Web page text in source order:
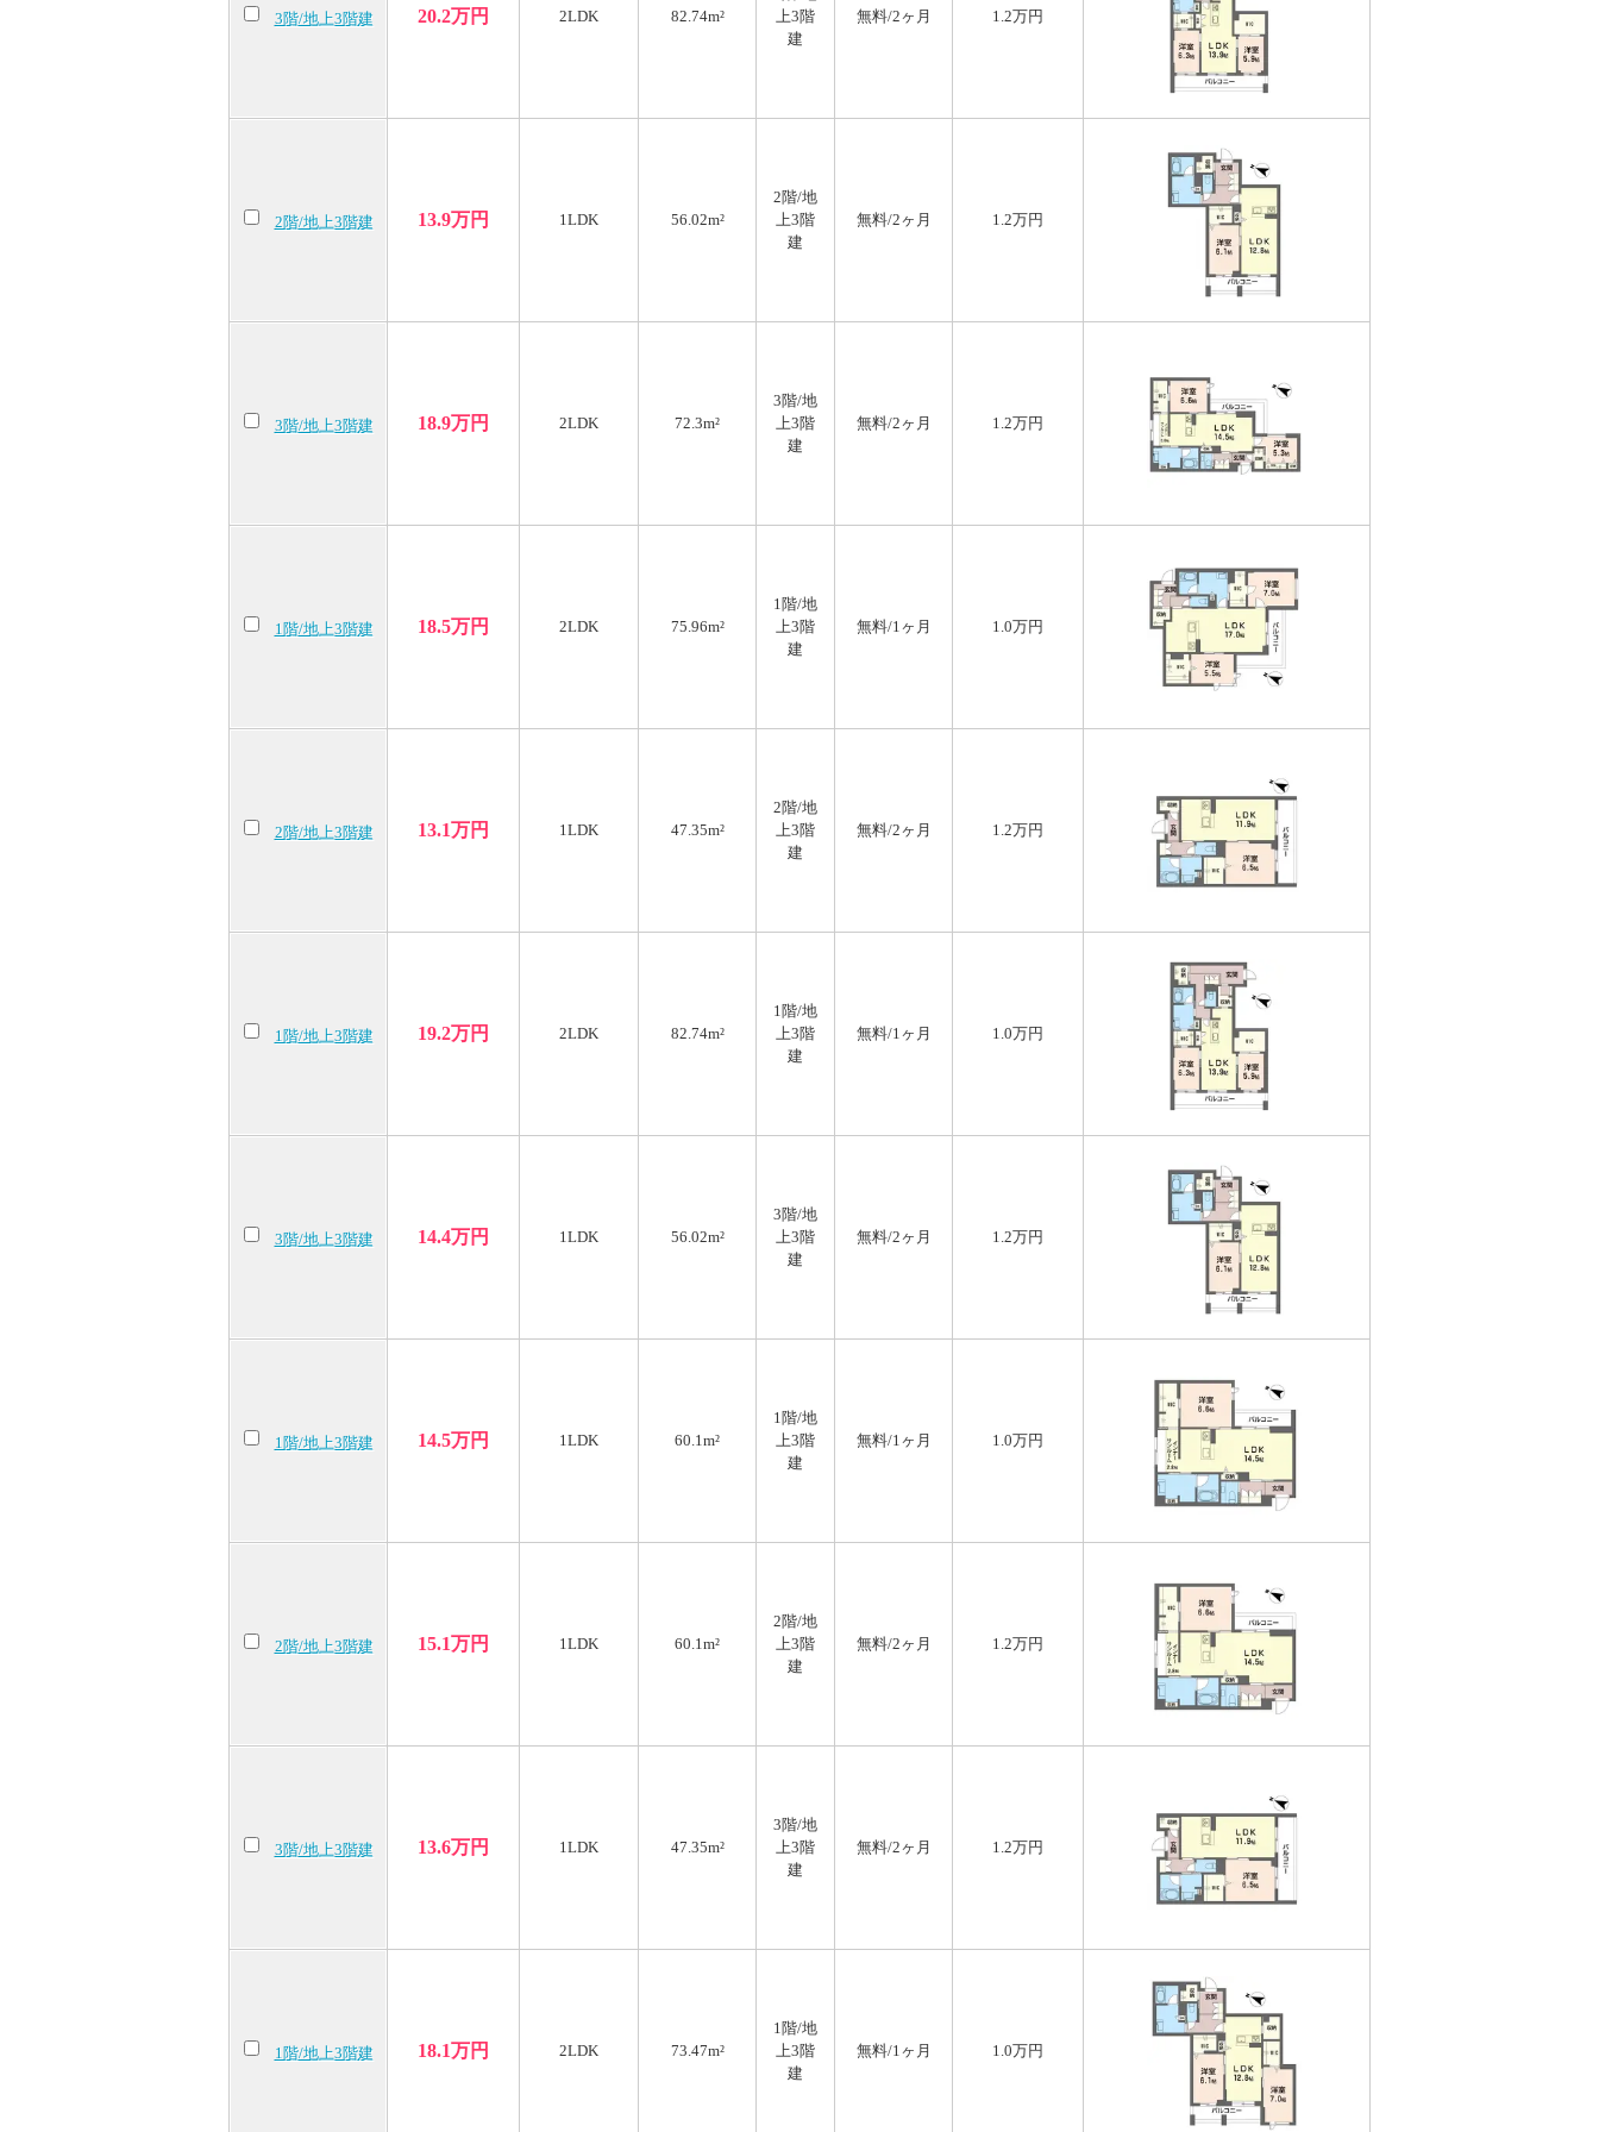
3階/地上3階建 20.2万円 2LDK 82.74m²
上3階
建
無料/2ヶ月 1.2万円
2階/地上3階建 13.9万円 1LDK 56.02m²
2階/地
上3階
建
無料/2ヶ月 1.2万円
3階/地上3階建 18.9万円 2LDK 72.3m²
3階/地
上3階
建
無料/2ヶ月 1.2万円
1階/地上3階建 18.5万円 2LDK 75.96m²
1階/地
上3階
建
無料/1ヶ月 1.0万円
2階/地上3階建 13.1万円 1LDK 47.35m²
2階/地
上3階
建
無料/2ヶ月 1.2万円
1階/地上3階建 19.2万円 2LDK 82.74m²
1階/地
上3階
建
無料/1ヶ月 1.0万円
3階/地上3階建 14.4万円 1LDK 56.02m²
3階/地
上3階
建
無料/2ヶ月 1.2万円
1階/地上3階建 14.5万円 1LDK 60.1m²
1階/地
上3階
建
無料/1ヶ月 1.0万円
2階/地上3階建 15.1万円 1LDK 60.1m²
2階/地
上3階
建
無料/2ヶ月 1.2万円
3階/地上3階建 13.6万円 1LDK 47.35m²
3階/地
上3階
建
無料/2ヶ月 1.2万円
1階/地上3階建 18.1万円 2LDK 73.47m²
1階/地
上3階
建
無料/1ヶ月 1.0万円